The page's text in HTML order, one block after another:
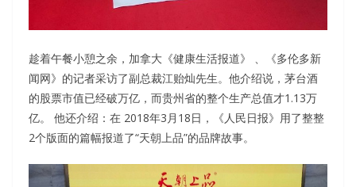
趁着午餐小憩之余，加拿大《健康生活报道》 、《多伦多新
闻网》的记者采访了副总裁江贻灿先生。他介绍说，茅台酒
的股票市值已经破万亿，而贵州省的整个生产总值才1.13万
亿。 他还介绍：在 2018年3月18日，《人民日报》用了整整
2个版面的篇幅报道了“天朝上品”的品牌故事。